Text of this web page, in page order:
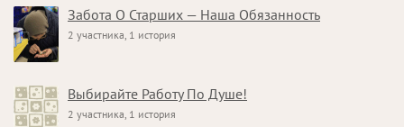
Забота О Старших — Наша Обязанность
2 участника, 1 история
Выбирайте Работу По Душе!
2 участника, 1 история